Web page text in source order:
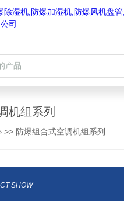
机组系列
>> 防爆组合式空调机组系列
SHOW